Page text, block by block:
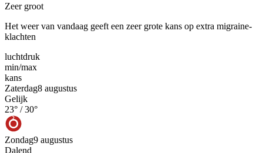
Zeer groot
Het weer van vandaag geeft een zeer grote kans op extra migraine-
klachten
luchtdruk
min/max
kans
Zaterdag8 augustus
Gelijk
23° /30°
Zondag9 augustus
Dalend